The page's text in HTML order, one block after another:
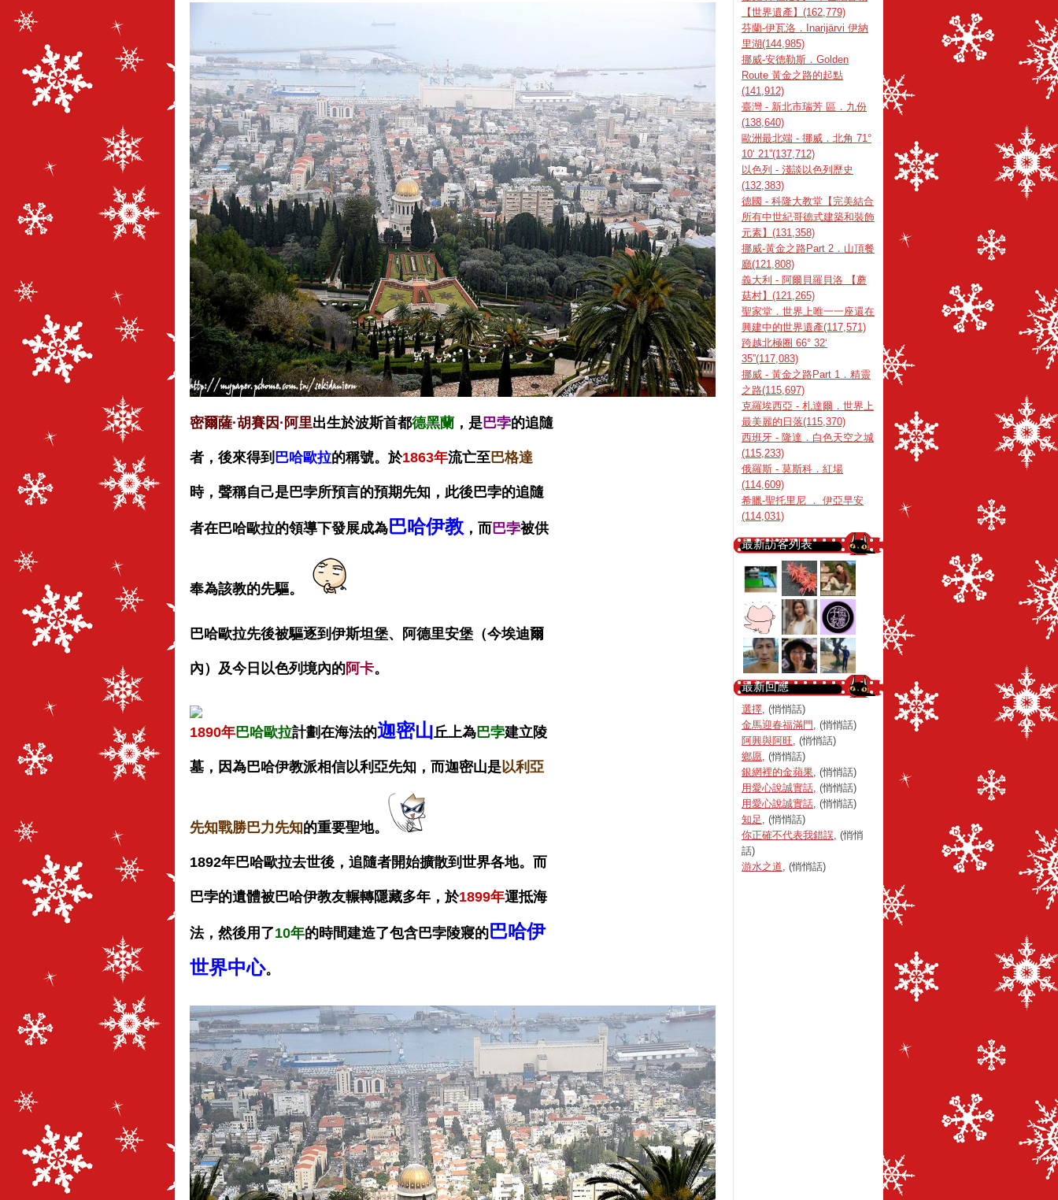
密爾薩·胡賽因·阿里出生於波斯首都德黑蘭 ，是巴孛的追隨
者，後來得到 巴哈歐拉的稱號。於1863年流亡至巴格達
時，聲稱自己是巴孛所預言的預期先知，此後巴孛的追隨
者在巴哈歐拉的領導下發展成為 巴哈伊教 ，而巴孛被供
奉為該教的先驅。
巴哈歐拉先後被驅逐到伊斯坦堡、阿德里安堡（今埃迪爾
內）及今日以色列境內的阿卡。
1890年巴哈歐拉計劃在海法的迦密山丘上為巴孛建立陵
墓，因為巴哈伊教派相信以利亞先知，而迦密山是以利亞
先知戰勝巴力先知的重要聖地。
1892年巴哈歐拉去世後，追隨者開始擴散到世界各地。而
巴孛的遺體被巴哈伊教友輾轉隱藏多年，於1899年運抵海
法，然後用了10年的時間建造了包含巴孛陵寢的 巴哈伊
世界中心。
【世界遺產】(162,779)
芬蘭-伊瓦洛．Inarijärvi 伊納
里湖(144,985)
挪威-安德勒斯．Golden
Route 黃金之路的起點
(141,912)
臺灣 - 新北市瑞芳 區．九份
(138,640)
歐洲最北端 - 挪威．北角 71°
10‘ 21”(137,712)
以色列 - 淺談以色列歷史
(132,383)
德國 - 科隆大教堂【完美結合
所有中世紀哥德式建築和裝飾
元素】(131,358)
挪威-黃金之路Part 2．山頂餐
廳(121,808)
義大利 - 阿爾貝羅貝洛 【蘑
菇村】(121,265)
聖家堂．世界上唯一一座還在
興建中的世界遺產(117,571)
跨越北極圈 66° 32‘
35”(117,083)
挪威 - 黃金之路Part 1．精靈
之路(115,697)
克羅埃西亞 - 札達爾．世界上
最美麗的日落(115,370)
西班牙 - 隆達．白色天空之城
(115,233)
俄羅斯 - 莫斯科．紅場
(114,609)
希臘-聖托里尼 ． 伊亞早安
(114,031)
最新訪客列表
最新回應
選擇, (悄悄話)
金馬迎春福滿門 , (悄悄話)
阿興與阿旺, (悄悄話)
鄉愿, (悄悄話)
銀網裡的金蘋果, (悄悄話)
用愛心說誠實話, (悄悄話)
用愛心說誠實話, (悄悄話)
知足 , (悄悄話)
你正確不代表我錯誤, (悄悄
話)
游水之道, (悄悄話)